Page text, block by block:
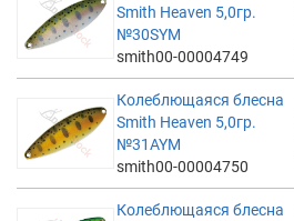
Smith Heaven 5,0гр.
№30SYM
smith00-00004749
Колеблющаяся блесна
Smith Heaven 5,0гр.
№31AYM
smith00-00004750
Колеблющаяся блесна